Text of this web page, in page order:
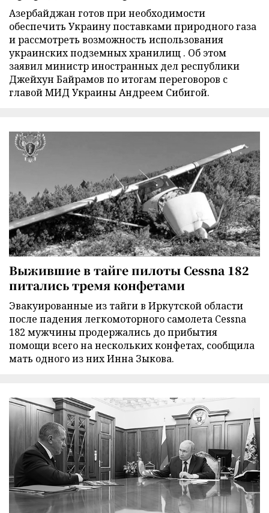
Азербайджан готов при необходимости
обеспечить Украину поставками природного газа
и рассмотреть возможность использования
украинских подземных хранилищ . Об этом
заявил министр иностранных дел республики
Джейхун Байрамов по итогам переговоров с
главой МИД Украины Андреем Сибигой.
Выжившие в тайге пилоты Cessna 182
питались тремя конфетами
Эвакуированные из тайги в Иркутской области
после падения легкомоторного самолета Cessna
182 мужчины продержались до прибытия
помощи всего на нескольких конфетах, сообщила
мать одного из них Инна Зыкова.